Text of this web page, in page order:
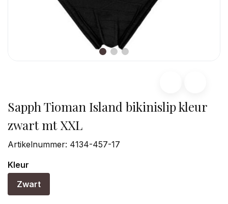
Sapph Tioman Island bikinislip kleur
zwart mt XXL
Artikelnummer: 4134-457-17
Kleur
Zwart